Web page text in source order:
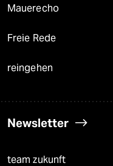
Mauerecho
Freie Rede
reingehen
Newsletter
team zukunft